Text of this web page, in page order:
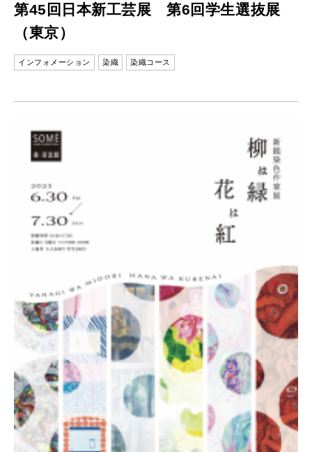
第45回日本新工芸展 第6回学生選抜展
（東京）
インフォメーション 染織 染織コース